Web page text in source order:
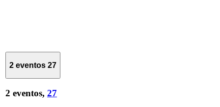
2 eventos 27
2 eventos, 27